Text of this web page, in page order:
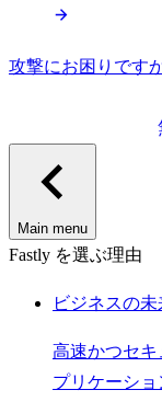
攻撃にお困りです
Main menu
Fastly を選ぶ理由
ビジネスの
高速かつセ
プリケーショ